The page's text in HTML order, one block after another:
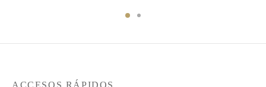
ACCESOS RÁPIDOS